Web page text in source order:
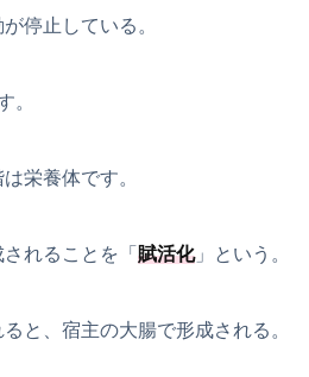
停止している。
。
栄養体です。
れることを「 賦活化」という。
と、宿主の大腸で形成される。